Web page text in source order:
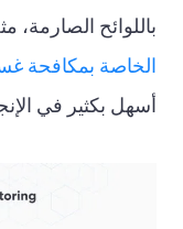
باللوائح الصارمة،
الخاصة بمكافحة
أسهل بكثير في